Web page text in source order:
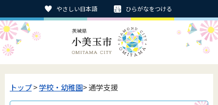
やさしい日本語 ひらがなをつける
トップ>学校・幼稚園> 通学支援